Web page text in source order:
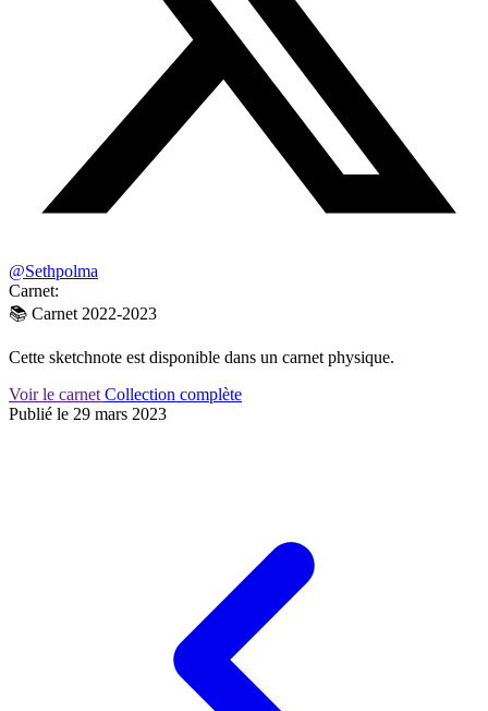
@Sethpolma
Carnet:
📚 Carnet 2022-2023
Cette sketchnote est disponible dans un carnet physique.
Voir le carnetCollection complète
Publié le 29 mars 2023